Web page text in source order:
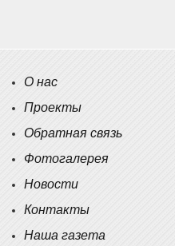
О нас
Проекты
Обратная связь
Фотогалерея
Новости
Контакты
Наша газета